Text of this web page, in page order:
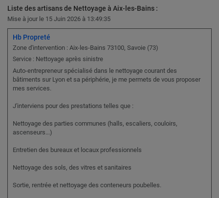
Liste des artisans de Nettoyage à Aix-les-Bains :
Mise à jour le 15 Juin 2026 à 13:49:35
Hb Propreté
Zone d'intervention : Aix-les-Bains 73100, Savoie (73)
Service : Nettoyage après sinistre
Auto-entrepreneur spécialisé dans le nettoyage courant des
bâtiments sur Lyon et sa périphérie, je me permets de vous proposer
mes services.
J'interviens pour des prestations telles que :
Nettoyage des parties communes (halls, escaliers, couloirs,
ascenseurs...)
Entretien des bureaux et locaux professionnels
Nettoyage des sols, des vitres et sanitaires
Sortie, rentrée et nettoyage des conteneurs poubelles.